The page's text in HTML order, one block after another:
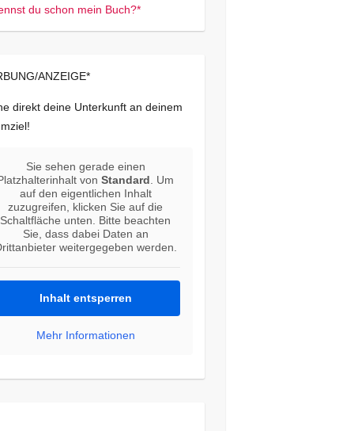
ANZEIGE*
direkt deine Unterkunft an deinem
Sie sehen gerade einen
vonStandard . Um
auf den eigentlichen Inhalt
zuzugreifen, klicken Sie auf die
Schaltfläche unten. Bitte beachten
Sie, dass dabei Daten an
weitergegeben werden.
Inhalt entsperren
Mehr Informationen